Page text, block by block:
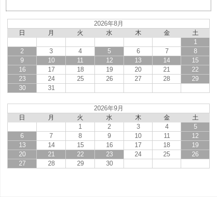
2026年8月
日
月 火 水 木 金
土
1
2
3 4 5 6 7
8
9
10 11 12 13 14
15
16
17 18 19 20 21
22
23
24 25 26 27 28
29
30
31
2026年9月
日
月 火 水 木 金
土
1
2 3 4
5
6
7 8 9 10 11
12
13
14 15 16 17 18
19
20
21 22 23 24 25
26
27
28 29 30